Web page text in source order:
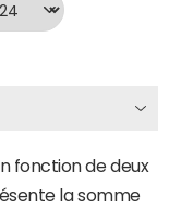
fonction de deux
la somme